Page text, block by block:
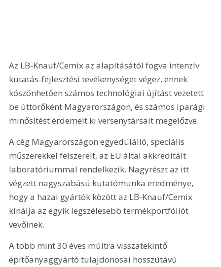
Az LB-Knauf/Cemix az alapításától fogva intenzív
kutatás-fejlesztési tevékenységet végez, ennek
köszönhetően számos technológiai újítást vezetett
be úttörőként Magyarországon, és számos iparági
minősítést érdemelt ki versenytársait megelőzve.
A cég Magyarországon egyedülálló, speciális
műszerekkel felszerelt, az EU által akkreditált
laboratóriummal rendelkezik. Nagyrészt az itt
végzett nagyszabású kutatómunka eredménye,
hogy a hazai gyártók között az LB-Knauf/Cemix
kínálja az egyik legszélesebb termékportfóliót
vevőinek.
A több mint 30 éves múltra visszatekintő
építőanyaggyártó tulajdonosai hosszútávú